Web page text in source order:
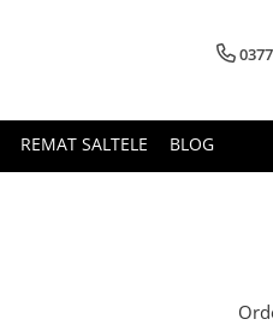
REMAT SALTELE BLOG